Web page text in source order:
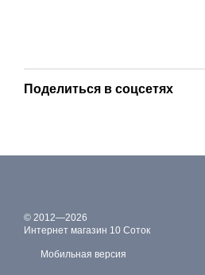
Поделиться в соцсетях
© 2012—2026
Интернет магазин 10 Соток
Мобильная версия